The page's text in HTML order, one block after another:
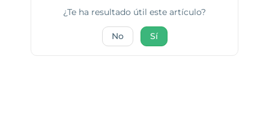
¿Te ha resultado útil este artículo?
No Sí